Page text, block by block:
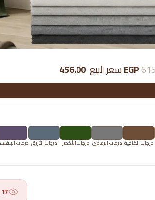
سعر البيع456.00 EGP
درجات الكافية درجات الرمادي درجات الأخضر درجات الأزرق درجات
17